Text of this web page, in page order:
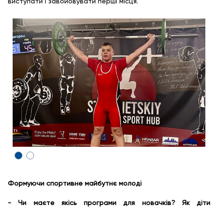
Формуючи спортивне майбутнє молоді
- Чи маєте якісь програми для новачків? Як діти